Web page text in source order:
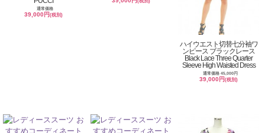
通常価格
39,000円(税別)
(税別)
ハイウエスト切替七分袖ワ
ンピース ブラックレース
Black Lace Three Quarter
Sleeve High Waisted Dress
通常価格 45,000円
39,000円(税別)